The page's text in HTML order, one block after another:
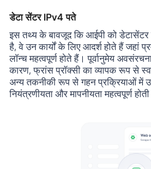
डेटा सेंटर IPv4 पते
इस तथ्य के बावजूद कि आईपी को डेटासेंटर
है, वे उन कार्यों के लिए आदर्श होते हैं जहां
लॉन्च महत्वपूर्ण होते हैं। पूर्वानुमेय
कारण, फ्रांस प्रॉक्सी का व्यापक रूप से
अन्य तकनीकी रूप से गहन प्रक्रियाओं में
नियंत्रणीयता और मापनीयता महत्वपूर्ण